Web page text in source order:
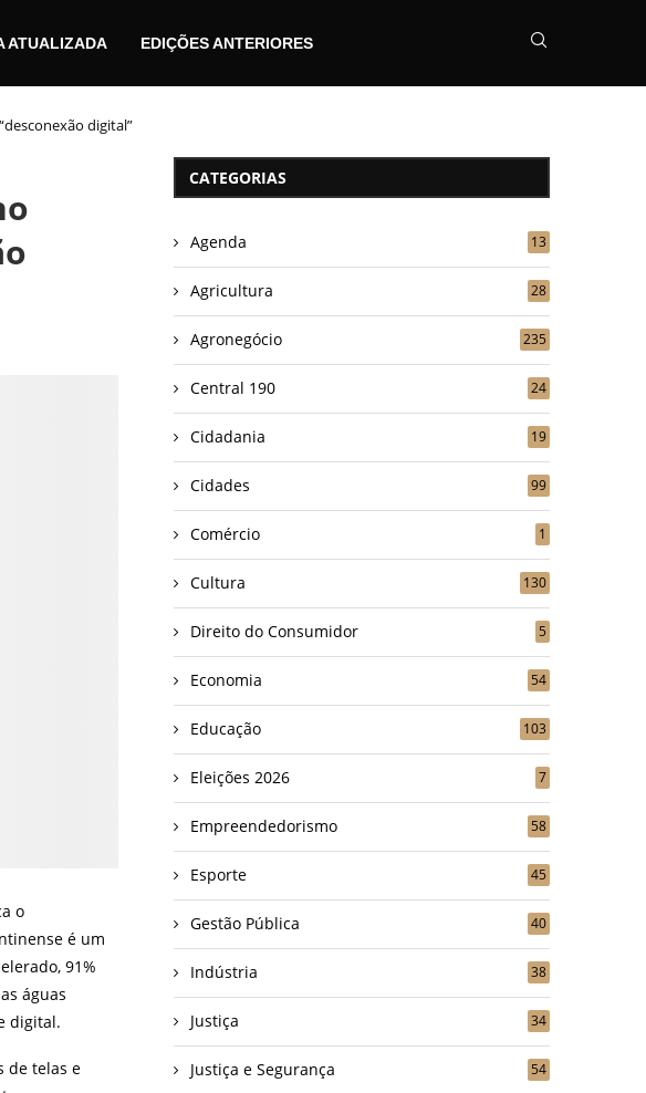
ATUALIZADA EDIÇÕES ANTERIORES
digital”
o
é um
91%
águas
digital.
de telas e
CATEGORIAS
Agenda 13
Agricultura 28
Agronegócio 235
Central 190 24
Cidadania 19
Cidades 99
Comércio 1
Cultura 130
Direito do Consumidor 5
Economia 54
Educação 103
Eleições 2026 7
Empreendedorismo 58
Esporte 45
Gestão Pública 40
Indústria 38
Justiça 34
Justiça e Segurança 54